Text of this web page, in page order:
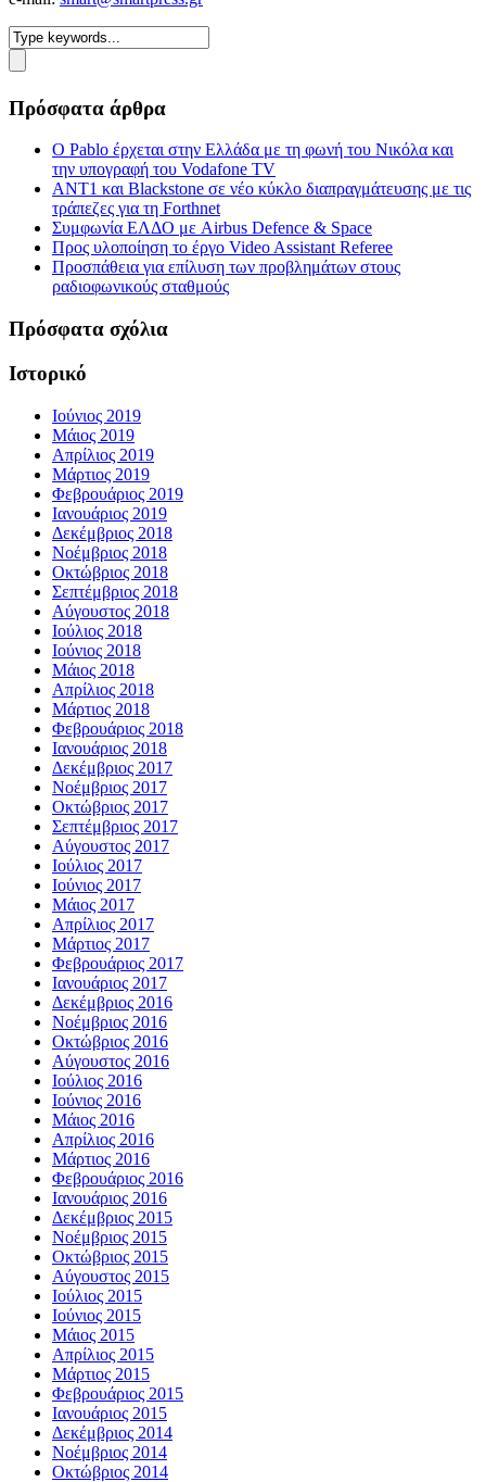
Πρόσφατα άρθρα
Ο Pablo έρχεται στην Ελλάδα με τη φωνή του Νικόλα και
την υπογραφή του Vodafone TV
ΑΝΤ1 και Blackstone σε νέο κύκλο διαπραγμάτευσης με τις
τράπεζες για τη Forthnet
Συμφωνία ΕΛΔΟ με Airbus Defence & Space
Προς υλοποίηση το έργο Video Assistant Referee
Προσπάθεια για επίλυση των προβλημάτων στους
ραδιοφωνικούς σταθμούς
Πρόσφατα σχόλια
Ιστορικό
Ιούνιος 2019
Μάιος 2019
Απρίλιος 2019
Μάρτιος 2019
Φεβρουάριος 2019
Ιανουάριος 2019
Δεκέμβριος 2018
Νοέμβριος 2018
Οκτώβριος 2018
Σεπτέμβριος 2018
Αύγουστος 2018
Ιούλιος 2018
Ιούνιος 2018
Μάιος 2018
Απρίλιος 2018
Μάρτιος 2018
Φεβρουάριος 2018
Ιανουάριος 2018
Δεκέμβριος 2017
Νοέμβριος 2017
Οκτώβριος 2017
Σεπτέμβριος 2017
Αύγουστος 2017
Ιούλιος 2017
Ιούνιος 2017
Μάιος 2017
Απρίλιος 2017
Μάρτιος 2017
Φεβρουάριος 2017
Ιανουάριος 2017
Δεκέμβριος 2016
Νοέμβριος 2016
Οκτώβριος 2016
Αύγουστος 2016
Ιούλιος 2016
Ιούνιος 2016
Μάιος 2016
Απρίλιος 2016
Μάρτιος 2016
Φεβρουάριος 2016
Ιανουάριος 2016
Δεκέμβριος 2015
Νοέμβριος 2015
Οκτώβριος 2015
Αύγουστος 2015
Ιούλιος 2015
Ιούνιος 2015
Μάιος 2015
Απρίλιος 2015
Μάρτιος 2015
Φεβρουάριος 2015
Ιανουάριος 2015
Δεκέμβριος 2014
Νοέμβριος 2014
Οκτώβριος 2014